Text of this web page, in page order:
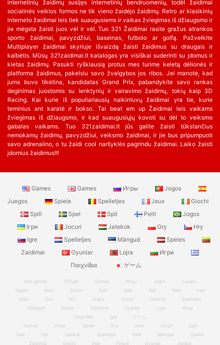
internetinių žaidimų susijęs internetinių bendruomenių, todėl žaidimai
socialinės veiklos formos ne tik vieno žaidėjo žaidimų. Retro ar klasikinių
interneto žaidimai leis tiek suaugusiems ir vaikas žviegimas iš džiaugsmo ir
jie mėgsta žaisti juos vėl ir vėl. Tuo 321 Žaidimai rasite gražus atrankos
sporto žaidimai, pavyzdžiui, baseinas, futbolo ar golfą. Pažvelkite
Multiplayer žaidimai skyriuje išvaizdą žaisti žaidimus su draugais ir
kalbėtis. Mūsų 321zaidimai.lt katalogas yra visiškai suderinti su įdomus ir
kietas žaidimų. Pasukti ryškiausią protus mes turime keletą dėlionės ir
platforma žaidimus, pakelsiu savo žvalgybos jos ribos. Jei manote, kad
jums buvo tikėtina, kandidatas Grand Prix, pabandykite savo rankas
deginimas juostomis su lenktynių ir vairavimo žaidimų, tokių kaip 3D
Racing. Kai kurie iš populiariausių naikintuvų žaidimai yra tie, kurie
teminius ant karatė ir bokso. Tai beat em up Žaidimai leis vaikams
žviegimas iš džiaugsmo, ir kad suaugusiųjų kovoti su dėl to veiksmo
gabalas vaikams. Tuo 321zaidimai.lt jūs galite žaisti tūkstančius
nemokamų žaidimų, pavyzdžiui, veiksmo žaidimai, ir jie bus pripumpuoti
savo adrenalino, o tu žaidi cool naršyklės pagrindu žaidimai. Laiko žaisti
įdomius žaidimus!!!
Games Games Игры
Jogos
Juegos
Spiele Spelletjes Jeux
Giochi
Spill
Spel Spil Pelit
Jogos
Ігри
Jocuri Jatekok Gry
Hry
Igre
Spelletjes Mängud
Speles
Zaidimai
Oyunlar Lojra
Игри
Παιχνίδια
ゲーム
free games 123spill Games Игры Jogos
Juegos
Spiele
Jeux Giochi Spill Spel Spil Pelit
Ігри
игры
Gry Hry Jogos Jocuri Jatekok
Spelletjes
Mängud
Speles Zaidimai Oyunlar Lojra
Игри
Παιχνίδια
Igre
ゲーム
Games
Игры Spiele Gry Jeux Jocuri
Spill
Spel
Spil Jatekok Spelletjes Pelit Mängud
Speles
Zaidimai
Giochi Ігри Гульні Oyunlar Juegos